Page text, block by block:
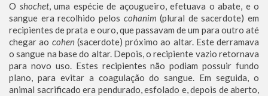
O shochet, uma espécie de açougueiro, efetuava o abate, e o
sangue era recolhido pelos cohanim (plural de sacerdote) em
recipientes de prata e ouro, que passavam de um para outro até
chegar ao cohen(sacerdote) próximo ao altar. Este derramava
o sangue na base do altar. Depois, o recipiente vazio retornava
para novo uso. Estes recipientes não podiam possuir fundo
plano, para evitar a coagulação do sangue. Em seguida, o
animal sacrificado era pendurado, esfolado e, depois de aberto,